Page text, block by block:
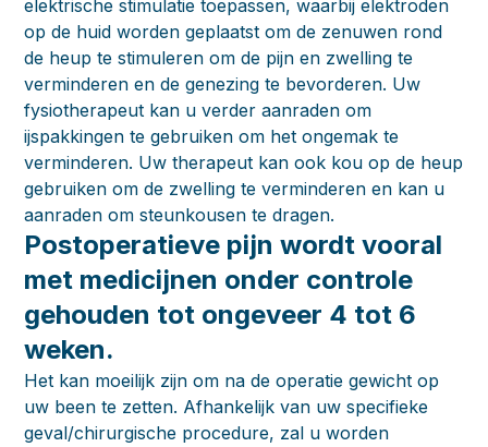
elektrische stimulatie toepassen, waarbij elektroden
op de huid worden geplaatst om de zenuwen rond
de heup te stimuleren om de pijn en zwelling te
verminderen en de genezing te bevorderen. Uw
fysiotherapeut kan u verder aanraden om
ijspakkingen te gebruiken om het ongemak te
verminderen. Uw therapeut kan ook kou op de heup
gebruiken om de zwelling te verminderen en kan u
aanraden om steunkousen te dragen.
Postoperatieve pijn wordt vooral
met medicijnen onder controle
gehouden tot ongeveer 4 tot 6
weken.
Het kan moeilijk zijn om na de operatie gewicht op
uw been te zetten. Afhankelijk van uw specifieke
geval/chirurgische procedure, zal u worden